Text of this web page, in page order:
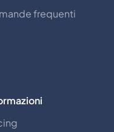
frequenti